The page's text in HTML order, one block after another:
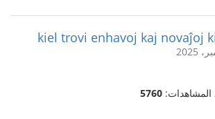
kiel trovi enhavoj kaj novaĵoj
المشاهدات: 5760